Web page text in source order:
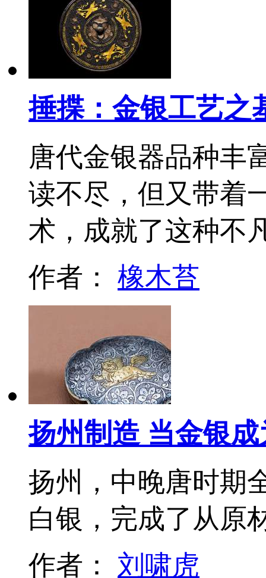
捶揲：金银工艺之
唐代金银器品种丰
读不尽，但又带着
术，成就了这种不
作者： 橡木苔
扬州制造 当金银
扬州，中晚唐时期
白银，完成了从原
作者： 刘啸虎